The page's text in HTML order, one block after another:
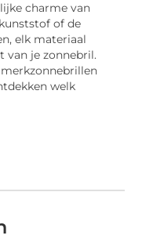
charme van
of de
elk materiaal
van je zonnebril.
welk